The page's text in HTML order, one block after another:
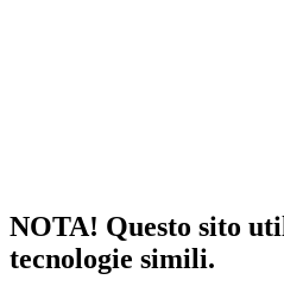
NOTA! Questo sito
tecnologie simili.